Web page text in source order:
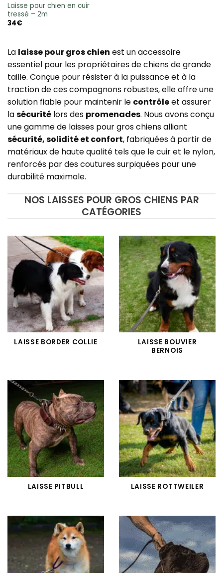
Laisse pour chien en cuir
tressé – 2m
34€
La laisse pour gros chien est un accessoire
essentiel pour les propriétaires de chiens de grande
taille. Conçue pour résister à la puissance et à la
traction de ces compagnons robustes, elle offre une
solution fiable pour maintenir le contrôleet assurer
lasécurité lors des promenades. Nous avons conçu
une gamme de laisses pour gros chiens alliant
sécurité, solidité et confort, fabriquées à partir de
matériaux de haute qualité tels que le cuir et le nylon,
renforcés par des coutures surpiquées pour une
durabilité maximale.
NOS LAISSES POUR GROS CHIENS PAR
CATÉGORIES
LAISSE BORDER COLLIE
LAISSE BOUVIER
BERNOIS
LAISSE PITBULL LAISSE ROTTWEILER